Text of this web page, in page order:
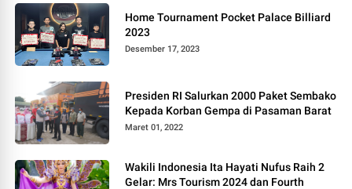
Home Tournament Pocket Palace Billiard
2023
Desember 17, 2023
Presiden RI Salurkan 2000 Paket Sembako
Kepada Korban Gempa di Pasaman Barat
Maret 01, 2022
Wakili Indonesia Ita Hayati Nufus Raih 2
Gelar: Mrs Tourism 2024 dan Fourth